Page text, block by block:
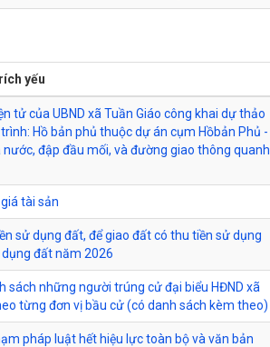
yếu
tử của UBND xã Tuần Giáo công khai dự thảo
Hồ bản phủ thuộc dự án cụm Hồbản Phủ -
đập đầu mối, và đường giao thông quanh
tài sản
sử dụng đất, để giao đất có thu tiền sử dụng
đất năm 2026
sách những người trúng cử đại biểu HĐND xã
từng đơn vị bầu cử (có danh sách kèm theo)
pháp luật hết hiệu lực toàn bộ và văn bản